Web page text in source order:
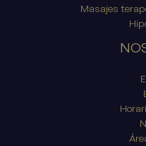
Masajes